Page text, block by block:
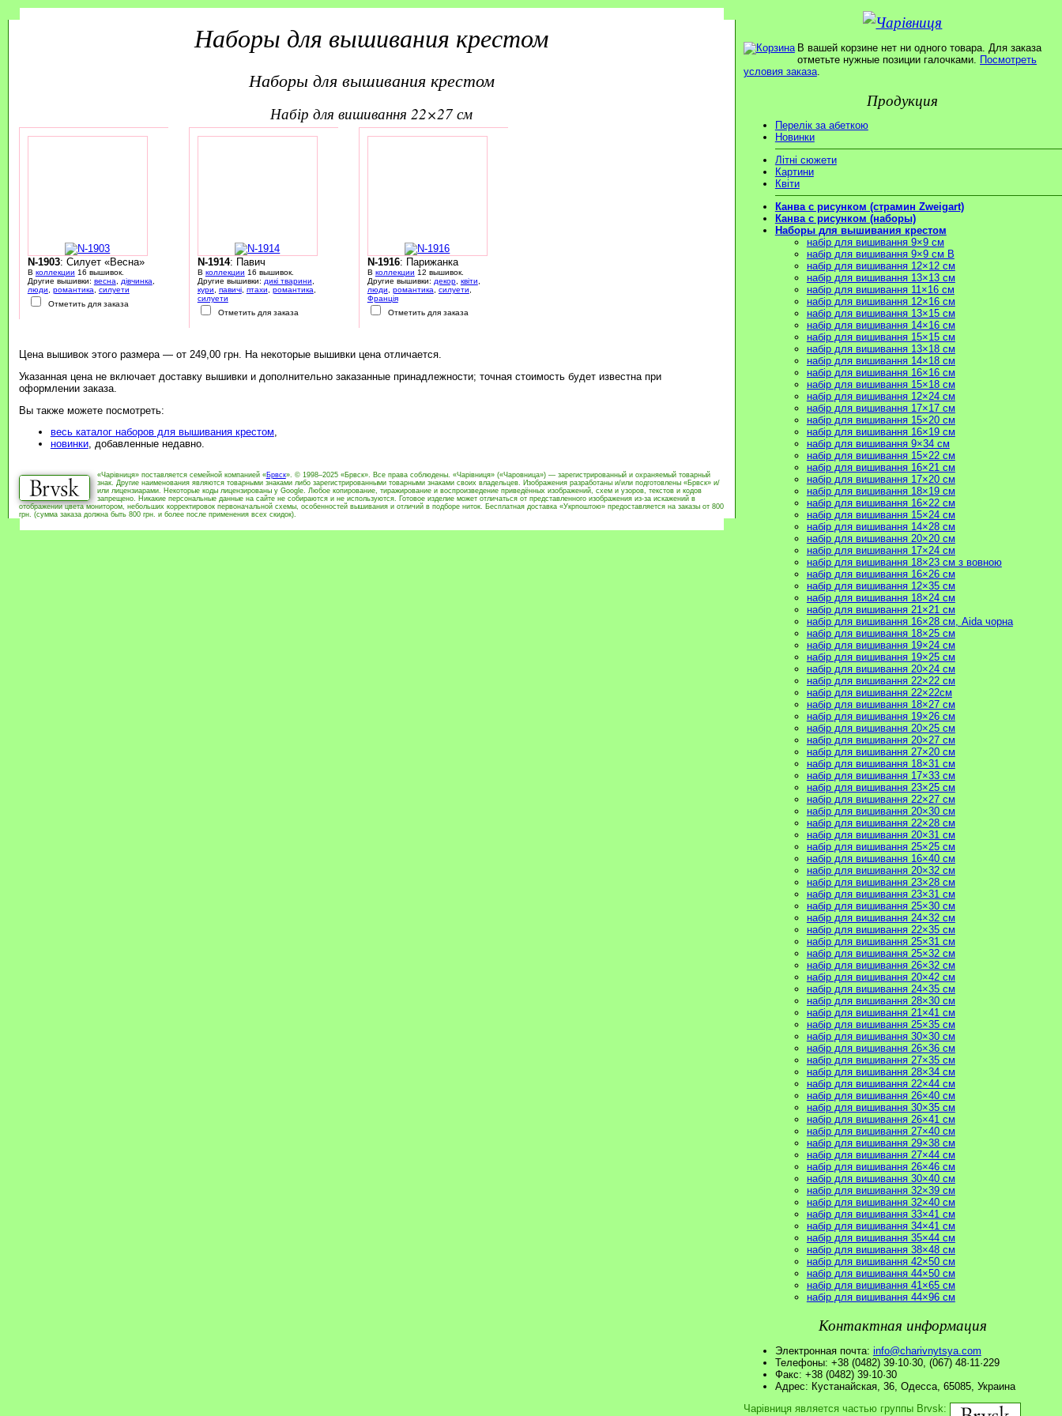
Наборы для вышивания крестом
Наборы для вышивания крестом
набір для вишивання 22×27 см
N-1903: Силует «Весна»
В коллекции 16 вышивок.
Другие вышивки: весна дівчинка
люди
романтика
силуети
Отметить для заказа
N-1914: Павич
В коллекции 16 вышивок.
Другие вышивки: дикі тварини
кури
павичі, птахи романтика
силуети
Отметить для заказа
N-1916: Парижанка
В коллекции 12 вышивок.
Другие вышивки: декор, квіти
люди
романтика силуети
Франція
Отметить для заказа
Цена вышивок этого размера — от 249,00 грн. На некоторые вышивки цена отличается.
Указанная цена не включает доставку вышивки и дополнительно заказанные принадлежности; точная стоимость будет известна при
оформлении заказа.
Вы также можете посмотреть:
весь каталог наборов для вышивания крестом,
новинки, добавленные недавно.
«Чарівниця» поставляется семейной компанией «Брвск». © 1998–2025 «Брвск». Все права соблюдены. «Чарівниця» («Чаровница») — зарегистрированный и охраняемый товарный
знак. Другие наименования являются товарными знаками либо зарегистрированными товарными знаками своих владельцев. Изображения разработаны и/или подготовлены «Брвск» и/
или лицензиарами. Некоторые коды лицензированы у Google. Любое копирование, тиражирование и воспроизведение приведённых изображений, схем и узоров, текстов и кодов
запрещено. Никакие персональные данные на сайте не собираются и не используются. Готовое изделие может отличаться от представленного изображения из-за искажений в
отображении цвета монитором, небольших корректировок первоначальной схемы, особенностей вышивания и отличий в подборе ниток. Бесплатная доставка «Укрпоштою» предоставляется на заказы от 800
грн. (сумма заказа должна быть 800 грн. и более после применения всех скидок).
В вашей корзине нет ни одного товара. Для заказа
отметьте нужные позиции галочками. Посмотреть
условия заказа.
Продукция
Перелік за абеткою
Новинки
Літні сюжети
Картини
Квіти
Канва с рисунком (страмин Zweigart)
Канва с рисунком (наборы)
Наборы для вышивания крестом
набір для вишивання 9×9 см
набір для вишивання 9×9 см В
набір для вишивання 12×12 см
набір для вишивання 13×13 см
набір для вишивання 11×16 см
набір для вишивання 12×16 см
набір для вишивання 13×15 см
набір для вишивання 14×16 см
набір для вишивання 15×15 см
набір для вишивання 13×18 см
набір для вишивання 14×18 см
набір для вишивання 16×16 см
набір для вишивання 15×18 см
набір для вишивання 12×24 см
набір для вишивання 17×17 см
набір для вишивання 15×20 см
набір для вишивання 16×19 см
набір для вишивання 9×34 см
набір для вишивання 15×22 см
набір для вишивання 16×21 см
набір для вишивання 17×20 см
набір для вишивання 18×19 см
набір для вишивання 16×22 см
набір для вишивання 15×24 см
набір для вишивання 14×28 см
набір для вишивання 20×20 см
набір для вишивання 17×24 см
набір для вишивання 18×23 см з вовною
набір для вишивання 16×26 см
набір для вишивання 12×35 см
набір для вишивання 18×24 см
набір для вишивання 21×21 см
набір для вишивання 16×28 см, Aida чорна
набір для вишивання 18×25 см
набір для вишивання 19×24 см
набір для вишивання 19×25 см
набір для вишивання 20×24 см
набір для вишивання 22×22 см
набір для вишивання 22×22см
набір для вишивання 18×27 см
набір для вишивання 19×26 см
набір для вишивання 20×25 см
набір для вишивання 20×27 см
набір для вишивання 27×20 см
набір для вишивання 18×31 см
набір для вишивання 17×33 см
набір для вишивання 23×25 см
набір для вишивання 22×27 см
набір для вишивання 20×30 см
набір для вишивання 22×28 см
набір для вишивання 20×31 см
набір для вишивання 25×25 см
набір для вишивання 16×40 см
набір для вишивання 20×32 см
набір для вишивання 23×28 см
набір для вишивання 23×31 см
набір для вишивання 25×30 см
набір для вишивання 24×32 см
набір для вишивання 22×35 см
набір для вишивання 25×31 см
набір для вишивання 25×32 см
набір для вишивання 26×32 см
набір для вишивання 20×42 см
набір для вишивання 24×35 см
набір для вишивання 28×30 см
набір для вишивання 21×41 см
набір для вишивання 25×35 см
набір для вишивання 30×30 см
набір для вишивання 26×36 см
набір для вишивання 27×35 см
набір для вишивання 28×34 см
набір для вишивання 22×44 см
набір для вишивання 26×40 см
набір для вишивання 30×35 см
набір для вишивання 26×41 см
набір для вишивання 27×40 см
набір для вишивання 29×38 см
набір для вишивання 27×44 см
набір для вишивання 26×46 см
набір для вишивання 30×40 см
набір для вишивання 32×39 см
набір для вишивання 32×40 см
набір для вишивання 33×41 см
набір для вишивання 34×41 см
набір для вишивання 35×44 см
набір для вишивання 38×48 см
набір для вишивання 42×50 см
набір для вишивання 44×50 см
набір для вишивання 41×65 см
набір для вишивання 44×96 см
Контактная информация
Электронная почта: info@charivnytsya.com
Телефоны: +38 (0482) 39·10·30, (067) 48·11·229
Факс: +38 (0482) 39·10·30
Адрес: Кустанайская, 36, Одесса, 65085, Украина
Чарівниця является частью группы Brvsk: